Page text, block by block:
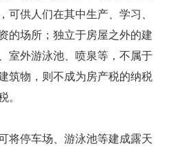
可供人们在其中生产、学习、
的场所；独立于房屋之外的建
室外游泳池、喷泉等，不属于
筑物，则不成为房产税的纳税
。
将停车场、游泳池等建成露天